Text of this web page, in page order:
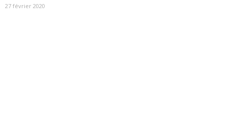
27 février 2020